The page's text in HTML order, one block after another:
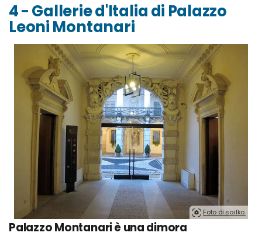
4 - Gallerie d'Italia di Palazzo
Leoni Montanari
Foto di sailko.
Palazzo Montanari è una dimora